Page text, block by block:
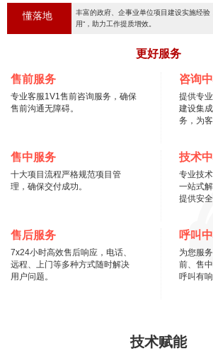
懂落地
丰富的政府、企事业单位项目建设实施经验
用“，助力工作提质增效。
更好服务
售前服务
专业客服1V1售前咨询服务，确保
售前沟通无障碍。
咨询
提供专
建设集
务，为
售中服务
十大项目流程严格规范项目管
理，确保交付成功。
技术
专业技
一站式
提供安
售后服务
7x24小时高效售后响应，电话、
远程、上门等多种方式随时解决
用户问题。
呼叫
为您服
前、售
呼叫有
技术赋能